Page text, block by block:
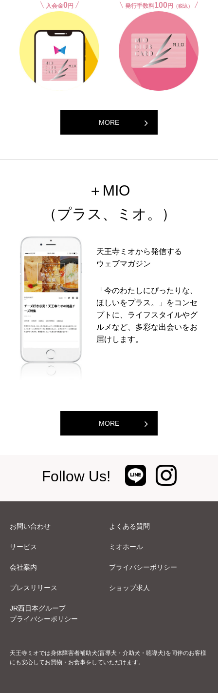
入会金0円 発行手数料100円 （税込）
MORE
＋MIO
（プラス、ミオ。）
天王寺ミオから発信する
ウェブマガジン
「今のわたしにぴったりな、
ほしいをプラス。」をコンセ
プトに、ライフスタイルやグ
ルメなど、多彩な出会いをお
届けします。
MORE
Follow Us!
お問い合わせ よくある質問
サービス ミオホール
会社案内 プライバシーポリシー
プレスリリース ショップ求人
JR西日本グループ
プライバシーポリシー
天王寺ミオでは身体障害者補助犬(盲導犬・介助犬・聴導犬)を同伴のお客様
にも安心してお買物・お食事をしていただけます。